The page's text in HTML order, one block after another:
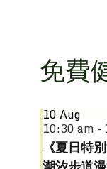
免費
10Aug
10:30 am -
《夏日特